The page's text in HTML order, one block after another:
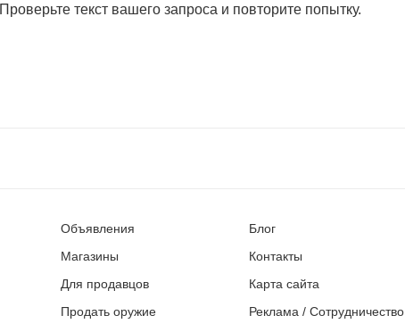
Проверьте текст вашего запроса и повторите попытку.
Объявления
Магазины
Для продавцов
Продать оружие
Блог
Контакты
Карта сайта
Реклама / Сотрудничество